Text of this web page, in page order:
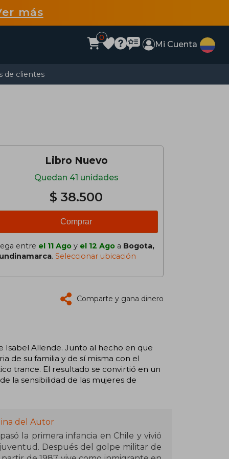
más
0
Mi Cuenta
de clientes
Libro Nuevo
Quedan 41 unidades
$ 38.500
Comprar
entre el 11 Ago y el 12 Ago a Bogota,
. Seleccionar ubicación
Comparte y gana dinero
Isabel Allende. Junto al hecho en que
de su familia y de sí misma con el
trance. El resultado se convirtió en un
la sensibilidad de las mujeres de
del Autor
la primera infancia en Chile y vivió
Después del golpe militar de